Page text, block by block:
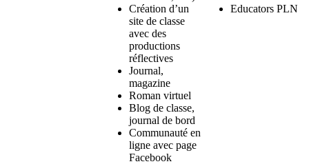
Création d’un
site de classe
avec des
productions
réflectives
Journal,
magazine
Roman virtuel
Blog de classe,
journal de bord
Communauté en
ligne avec page
Facebook
Educators PLN